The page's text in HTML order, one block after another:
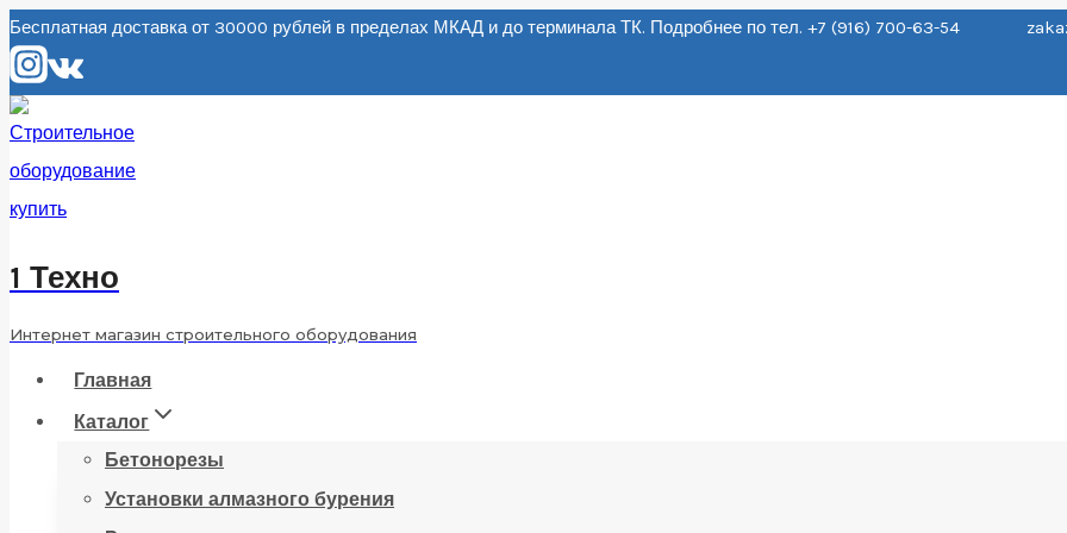
Перейти
к
содержанию
Бесплатная доставка от 30000 рублей в пределах МКАД и до терминала ТК. Подробнее по тел. +7 (916) 700-63-54
1 Техно
Интернет магазин строительного оборудования
Главная
Каталог
Бетонорезы
Установки алмазного бурения